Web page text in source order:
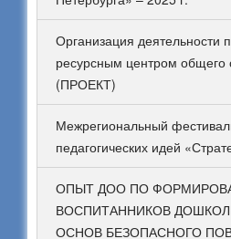
Организация
ресурсным центром общего
(ПРОЕКТ)
Межрегиональный
педагогических идей
ОПЫТ ДОО ПО
ВОСПИТАННИКОВ
ОСНОВ БЕЗОПАСНОГО